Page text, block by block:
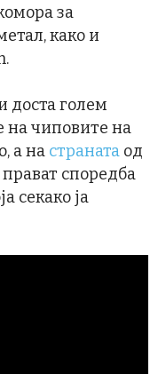
за
како и
доста голем
на чиповите на
а на страната од
споредба
секако ја